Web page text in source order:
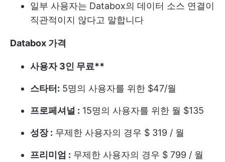
일부 사용자는 Databox의 데이터 소스 연결이
직관적이지 않다고 말합니다
Databox 가격
사용자 3인 무료**
스타터: 5명의 사용자를 위한 $47/월
프로페셔널 : 15명의 사용자를 위한 월 $135
성장 : 무제한 사용자의 경우 $ 319 / 월
프리미엄 : 무제한 사용자의 경우 $ 799 / 월